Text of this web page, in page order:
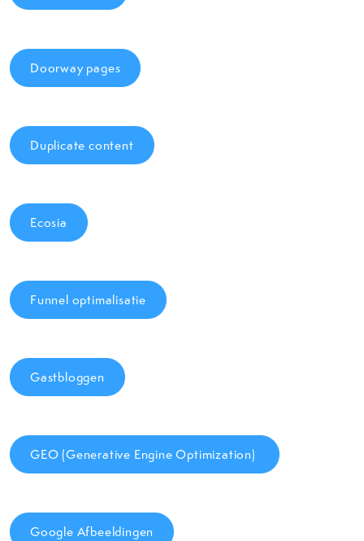
Doorway pages
Duplicate content
Ecosia
Funnel optimalisatie
Gastbloggen
GEO (Generative Engine Optimization)
Google Afbeeldingen